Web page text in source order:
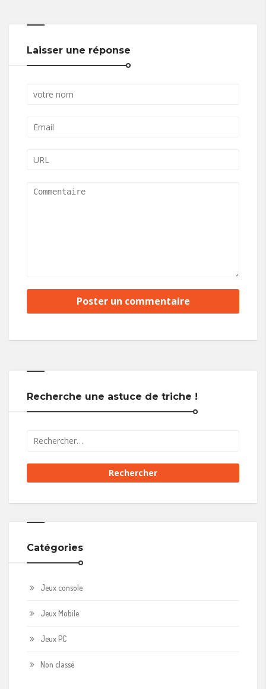
Laisser une réponse
Recherche une astuce de triche !
Catégories
Jeux console
Jeux Mobile
Jeux PC
Non classé